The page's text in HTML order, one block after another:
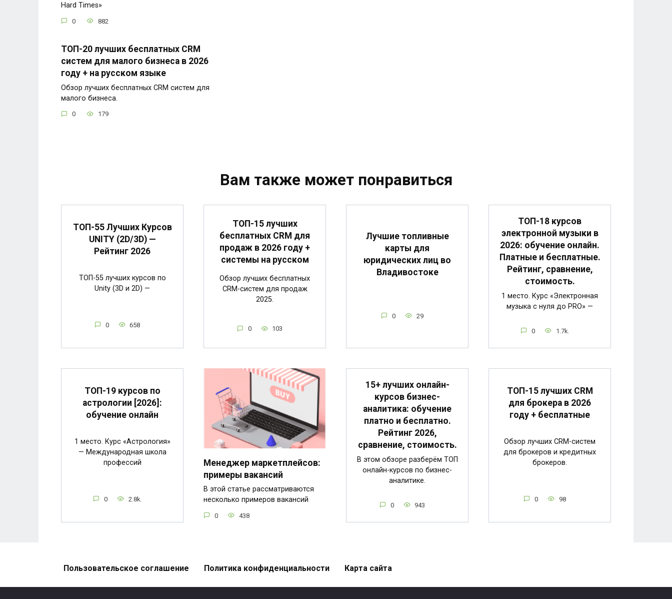
Hard Times»
0 882
ТОП-20 лучших бесплатных CRM
систем для малого бизнеса в 2026
году + на русском языке
Обзор лучших бесплатных CRM систем для
малого бизнеса.
0 179
Вам также может понравиться
ТОП-55 Лучших Курсов
UNITY (2D/3D) —
Рейтинг 2026
ТОП-55 лучших курсов по
Unity (3D и 2D) —
0 658
ТОП-15 лучших
бесплатных CRM для
продаж в 2026 году +
системы на русском
Обзор лучших бесплатных
CRM-систем для продаж
2025.
0 103
Лучшие топливные
карты для
юридических лиц во
Владивостоке
0 29
ТОП-18 курсов
электронной музыки в
2026: обучение онлайн.
Платные и бесплатные.
Рейтинг, сравнение,
стоимость.
1 место. Курс «Электронная
музыка с нуля до PRO» —
0 1.7k.
ТОП-19 курсов по
астрологии [2026]:
обучение онлайн
1 место. Курс «Астрология»
— Международная школа
профессий
0 2.8k.
Менеджер маркетплейсов:
примеры вакансий
В этой статье рассматриваются
несколько примеров вакансий
0 438
15+ лучших онлайн-
курсов бизнес-
аналитика: обучение
платно и бесплатно.
Рейтинг 2026,
сравнение, стоимость.
В этом обзоре разберём ТОП
онлайн-курсов по бизнес-
аналитике.
0 943
ТОП-15 лучших CRM
для брокера в 2026
году + бесплатные
Обзор лучших CRM-систем
для брокеров и кредитных
брокеров.
0 98
Пользовательское соглашение Политика конфиденциальности Карта сайта